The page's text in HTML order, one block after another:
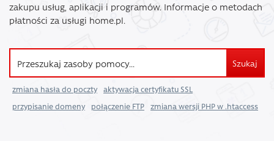
zakupu usług, aplikacji i programów. Informacje o metodach
płatności za usługi home.pl.
Szukaj
zmiana hasła do poczty
aktywacja certyfikatu SSL
przypisanie domeny
połączenie FTP zmiana wersji PHP w .htaccess